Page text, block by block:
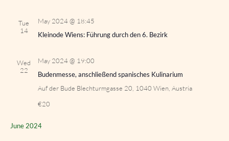
Tue
14
May 2024 @ 18:45
Kleinode Wiens: Führung durch den 6. Bezirk
Wed
22
May 2024 @ 19:00
Budenmesse, anschließend spanisches Kulinarium
Auf der Bude Blechturmgasse 20, 1040 Wien, Austria
€20
June 2024